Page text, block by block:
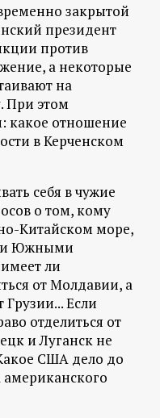
закрытой
президент
против
а некоторые
на
При этом
какое отношение
в Керченском
себя в чужие
о том, кому
Китайском море,
и Южными
ли
от Молдавии, а
Если
отделиться от
и Луганск не
США дело до
американского